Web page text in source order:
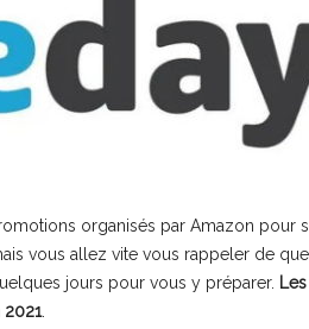
organisés par Amazon pour
vous allez vite vous rappeler de quel
jours pour vous y préparer. Les
.